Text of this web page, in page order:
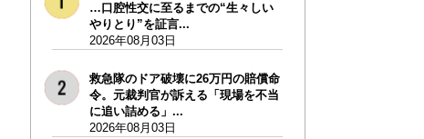
…口腔性交に至るまでの“生々しい
やりとり”を証言...
2026年08月03日
救急隊のドア破壊に26万円の賠償命
令。元裁判官が訴える「現場を不当
に追い詰める」...
2026年08月03日